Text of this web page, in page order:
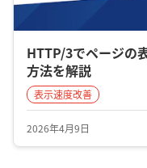
HTTP/3でページの
方法を解説
表示速度改善
2026年4月9日